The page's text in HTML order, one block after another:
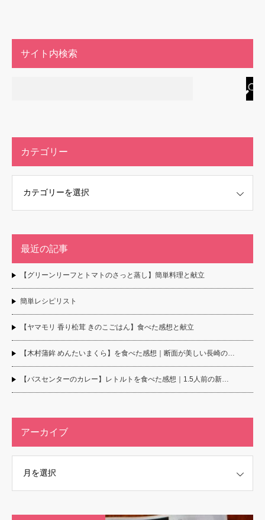
サイト内検索
カテゴリー
最近の記事
【グリーンリーフとトマトのさっと蒸し】簡単料理と献立
簡単レシピリスト
【ヤマモリ 香り松茸 きのこごはん】食べた感想と献立
【木村蒲鉾 めんたいまくら】を食べた感想｜断面が美しい長崎の…
【バスセンターのカレー】レトルトを食べた感想｜1.5人前の新…
アーカイブ